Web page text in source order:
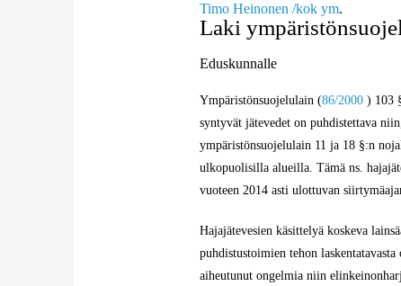
Timo Heinonen /kok ym.
Laki
Eduskunnalle
Ympäristönsuojelulain (86/2000 ) 103
syntyvät jätevedet on puhdistettava
ympäristönsuojelulain 11 ja 18 §:n
ulkopuolisilla alueilla. Tämä ns.
vuoteen 2014 asti ulottuvan
Hajajätevesien käsittelyä koskeva
puhdistustoimien tehon laskentatavasta
aiheutunut ongelmia niin